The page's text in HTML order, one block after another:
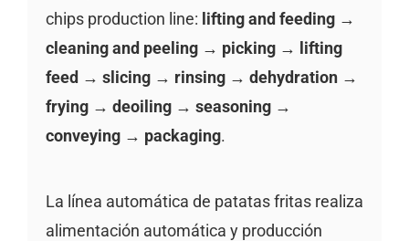
chips production line: lifting and feeding →
cleaning and peeling → picking → lifting
feed → slicing → rinsing → dehydration →
frying → deoiling → seasoning →
conveying → packaging.
La línea automática de patatas fritas realiza
alimentación automática y producción